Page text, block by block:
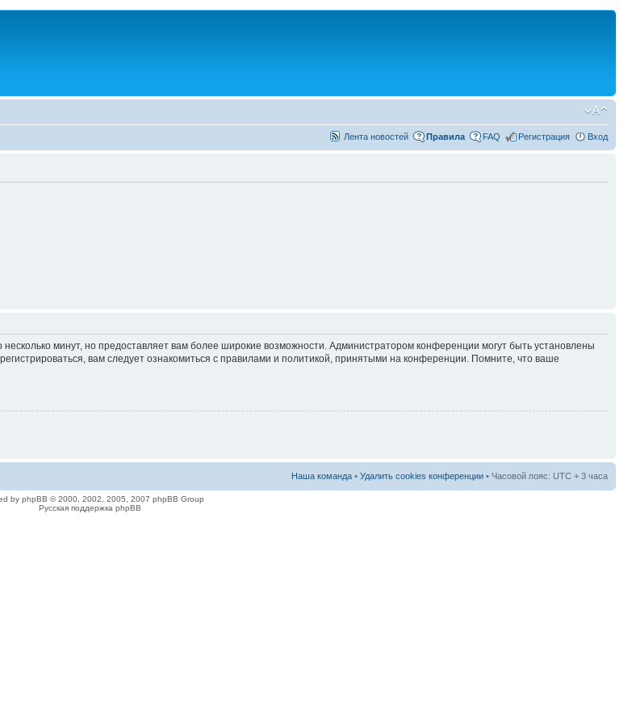
Лента новостей Правила FAQ Регистрация Вход
минут, но предоставляет вам более широкие возможности. Администратором конференции могут быть установлены
вам следует ознакомиться с правилами и политикой, принятыми на конференции. Помните, что ваше
Наша команда • Удалить cookies конференции • Часовой пояс: UTC + 3 часа
by phpBB © 2000, 2002, 2005, 2007 phpBB Group
Русская поддержка phpBB